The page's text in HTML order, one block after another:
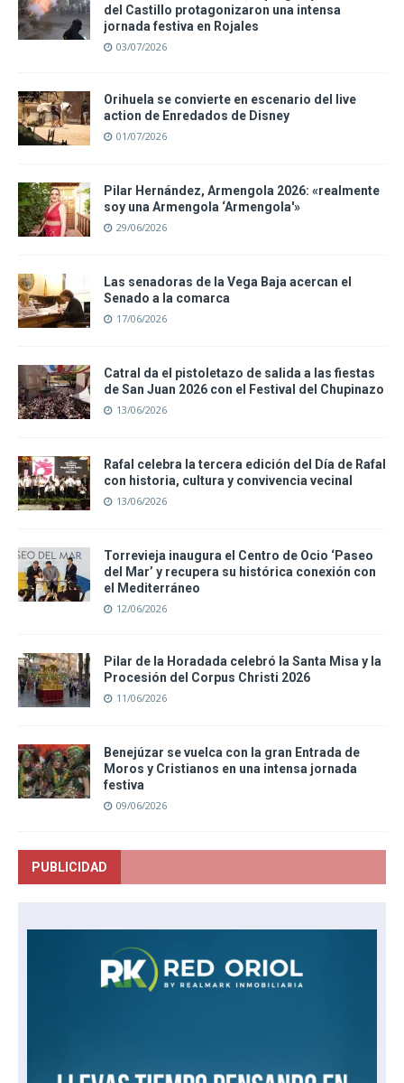
del Castillo protagonizaron una intensa
jornada festiva en Rojales
03/07/2026
Orihuela se convierte en escenario del live
action de Enredados de Disney
01/07/2026
Pilar Hernández, Armengola 2026: «realmente
soy una Armengola ‘Armengola'»
29/06/2026
Las senadoras de la Vega Baja acercan el
Senado a la comarca
17/06/2026
Catral da el pistoletazo de salida a las fiestas
de San Juan 2026 con el Festival del Chupinazo
13/06/2026
Rafal celebra la tercera edición del Día de Rafal
con historia, cultura y convivencia vecinal
13/06/2026
Torrevieja inaugura el Centro de Ocio ‘Paseo
del Mar’ y recupera su histórica conexión con
el Mediterráneo
12/06/2026
Pilar de la Horadada celebró la Santa Misa y la
Procesión del Corpus Christi 2026
11/06/2026
Benejúzar se vuelca con la gran Entrada de
Moros y Cristianos en una intensa jornada
festiva
09/06/2026
PUBLICIDAD